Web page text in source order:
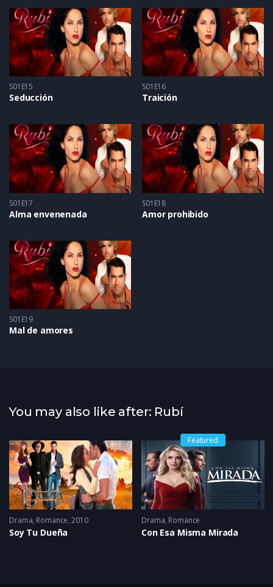
S01E15
Seducción
S01E16
Traición
S01E17
Alma envenenada
S01E18
Amor prohibido
S01E19
Mal de amores
You may also like after: Rubí
Drama, Romance 2010
Soy Tu Dueña
Featured
Drama, Romance
Con Esa Misma Mirada